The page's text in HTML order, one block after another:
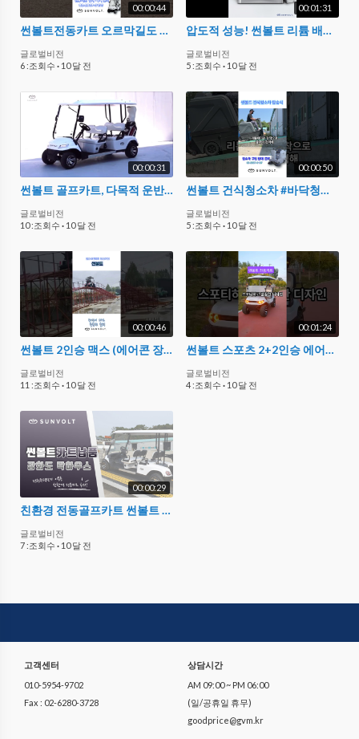
00:00:44
썬볼트전동카트 오르막길도 문제 없다!! #리튬배터리카트 #전동카트#골프카트
글로벌비전
6 :조회수 · 10 달 전
00:01:31
압도적 성능! 썬볼트 리튬 배터리가 필요한 이유
글로벌비전
5 :조회수 · 10 달 전
00:00:31
썬볼트 골프카트, 다목적 운반차로 활용 가능한 전동카트!
글로벌비전
10 :조회수 · 10 달 전
00:00:50
썬볼트 건식청소차 #바닥청소기 #청소전문#공사장청소
글로벌비전
5 :조회수 · 10 달 전
00:00:46
썬볼트 2인승 맥스 (에어콘 장착모델) #전동카트 #에어콘카트
글로벌비전
11 :조회수 · 10 달 전
00:01:24
썬볼트 스포츠 2+2인승 에어컨 카트 #automobile #전동카트
글로벌비전
4 :조회수 · 10 달 전
00:00:29
친환경 전동골프카트 썬볼트 납품 (강화도 락하우스)
글로벌비전
7 :조회수 · 10 달 전
고객센터
010-5954-9702
Fax : 02-6280-3728
상담시간
AM 09:00 ~ PM 06:00
(일/공휴일 휴무)
goodprice@gvm.kr